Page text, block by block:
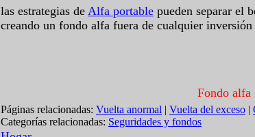
las estrategias de Alfa portable pueden separar el
creando un fondo alfa fuera de cualquier
Fondo alfa
Páginas relacionadas: Vuelta anormal | Vuelta del exceso |
Categorías relacionadas: Seguridades y fondos